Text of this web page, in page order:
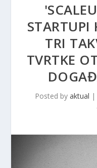
STARTUPI
TRI
TVRTKE
Posted by aktual |